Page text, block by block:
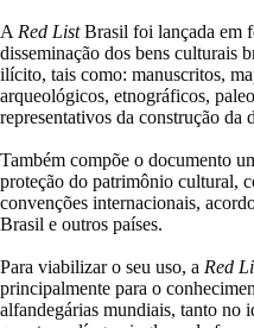
A Red ListBrasil foi lançada em
disseminação dos bens culturais
ilícito, tais como: manuscritos,
arqueológicos, etnográficos,
representativos da construção da
Também compõe o documento
proteção do patrimônio cultural,
convenções internacionais,
Brasil e outros países.
Para viabilizar o seu uso, a Red
principalmente para o
alfandegárias mundiais, tanto no